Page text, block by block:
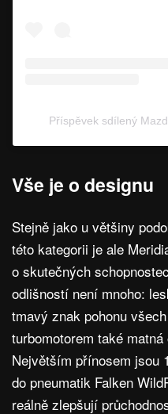
Příspěvek sdílený
Vše je o designu
Stejně jako u většiny
této kategorii je ale
o skutečných
odlišností není mnoho:
tmavý znak pohonu
turbomotorem také
Největším přínosem jsou
do pneumatik Falken
reálně zlepšují